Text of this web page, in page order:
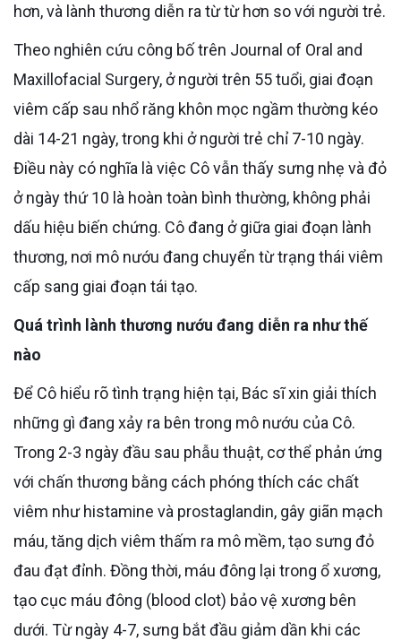
hơn, và lành thương diễn ra từ từ hơn so với người trẻ.
Theo nghiên cứu công bố trên Journal of Oral and
Maxillofacial Surgery, ở người trên 55 tuổi, giai đoạn
viêm cấp sau nhổ răng khôn mọc ngầm thường kéo
dài 14-21 ngày, trong khi ở người trẻ chỉ 7-10 ngày.
Điều này có nghĩa là việc Cô vẫn thấy sưng nhẹ và đỏ
ở ngày thứ 10 là hoàn toàn bình thường, không phải
dấu hiệu biến chứng. Cô đang ở giữa giai đoạn lành
thương, nơi mô nướu đang chuyển từ trạng thái viêm
cấp sang giai đoạn tái tạo.
Quá trình lành thương nướu đang diễn ra như thế
nào
Để Cô hiểu rõ tình trạng hiện tại, Bác sĩ xin giải thích
những gì đang xảy ra bên trong mô nướu của Cô.
Trong 2-3 ngày đầu sau phẫu thuật, cơ thể phản ứng
với chấn thương bằng cách phóng thích các chất
viêm như histamine và prostaglandin, gây giãn mạch
máu, tăng dịch viêm thấm ra mô mềm, tạo sưng đỏ
đau đạt đỉnh. Đồng thời, máu đông lại trong ổ xương,
tạo cục máu đông (blood clot) bảo vệ xương bên
dưới. Từ ngày 4-7, sưng bắt đầu giảm dần khi các